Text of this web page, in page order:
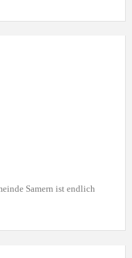
Samern ist endlich